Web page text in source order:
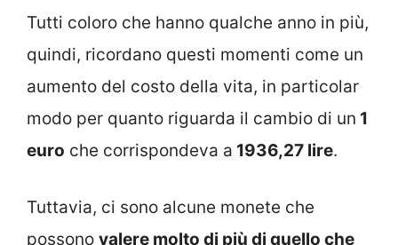
Tutti coloro che hanno qualche anno in più,
quindi, ricordano questi momenti come un
aumento del costo della vita, in particolar
modo per quanto riguarda il cambio di un 1
euro che corrispondeva a 1936,27 lire.
Tuttavia, ci sono alcune monete che
possono valere molto di più di quello che